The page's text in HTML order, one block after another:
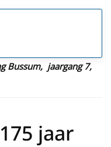
Bussum, jaargang 7,
jaar